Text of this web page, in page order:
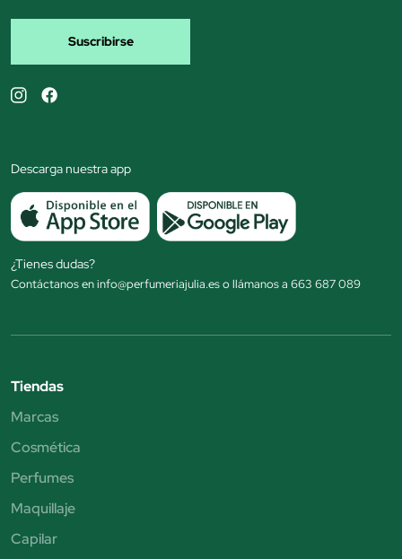
Suscribirse
Descarga nuestra app
¿Tienes dudas?
Contáctanos en info@perfumeriajulia.es o llámanos a 663 687 089
Tiendas
Marcas
Cosmética
Perfumes
Maquillaje
Capilar